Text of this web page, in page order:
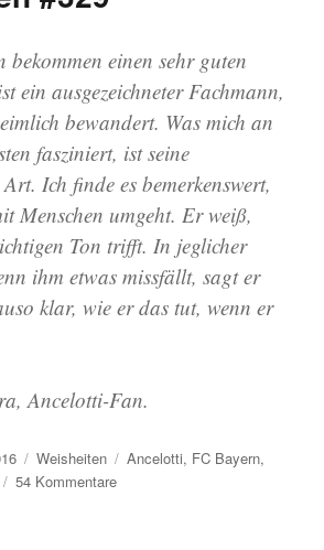
bekommen einen sehr guten
ein ausgezeichneter Fachmann,
bewandert. Was mich an
fasziniert, ist seine
Ich finde es bemerkenswert,
Menschen umgeht. Er weiß,
Ton trifft. In jeglicher
ihm etwas missfällt, sagt er
klar, wie er das tut, wenn er
Ancelotti-Fan.
Kategorien
Weisheiten Schlagwörter
Ancelotti, FC Bayern,
54 Kommentarezu